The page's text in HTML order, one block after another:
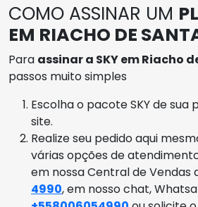
COMO ASSINAR UM
EM RIACHO DE
Para assinar a SKY em Riacho
passos muito simples
Escolha o pacote SKY de sua
site.
Realize seu pedido aqui
várias opções de
em nossa Central de Vendas
4990, em nosso chat,